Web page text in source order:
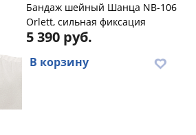
Бандаж шейный Шанца NB-106
Orlett, сильная фиксация
5 390 руб.
В корзину